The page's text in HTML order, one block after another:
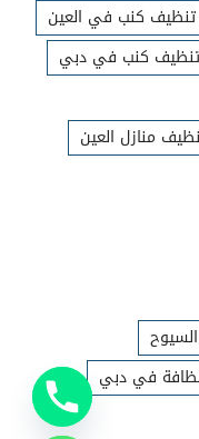
كنب في العين
كنب في دبي
منازل العين
في دبي